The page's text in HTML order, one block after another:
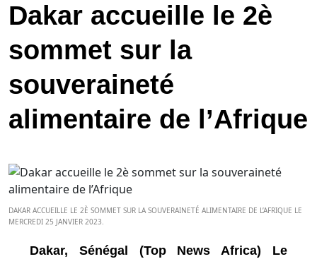
Dakar accueille le 2è
sommet sur la
souveraineté
alimentaire de l’Afrique
DAKAR ACCUEILLE LE 2È SOMMET SUR LA SOUVERAINETÉ ALIMENTAIRE DE L’AFRIQUE LE
MERCREDI 25 JANVIER 2023.
Dakar, Sénégal (Top News Africa) Le